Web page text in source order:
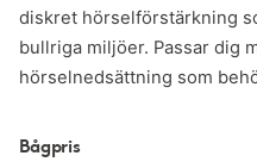
diskret hörselförstärkning
bullriga miljöer. Passar dig
hörselnedsättning som
Bågpris